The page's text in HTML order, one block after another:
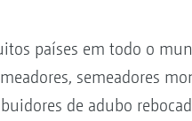
países em todo o
semeadores
de adubo